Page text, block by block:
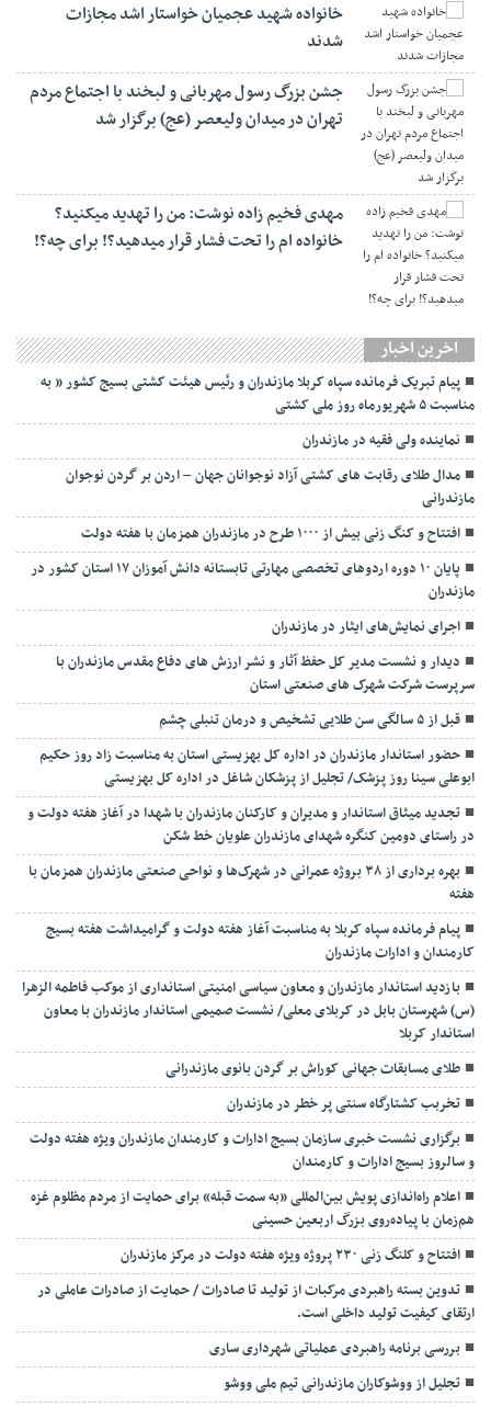
خانواده شهید عجمیان خواستار اشد مجازات
شدند
جشن بزرگ رسول مهربانی و لبخند با اجتماع مردم
تهران در میدان ولیعصر (عج) برگزار شد
مهدی فخیم زاده نوشت: من را تهدید میکنید؟
خانواده ام را‌ تحت فشار قرار میدهید؟! برای چه؟!
اخرین اخبار
پیام تبریک فرمانده سپاه کربلا مازندران و رئیس هیئت کشتی بسیج کشور ” به
مناسبت ۵ شهریورماه روز ملی کشتی
نماينده ولی فقیه در مازندران
مدال طلای رقابت های کشتی آزاد نوجوانان جهان – اردن بر گردن نوجوان
مازندرانی
افتتاح و کنگ زنی بیش از ۱۰۰۰ طرح در مازندران همزمان با هفته دولت
پایان ۱۰ دوره اردوهای تخصصی مهارتی تابستانه دانش آموزان ۱۷ استان کشور در
مازندران
اجرای نمایش‌های ایثار در مازندران
دیدار و نشست مدیر کل حفظ آثار و نشر ارزش های دفاع مقدس مازندران با
سرپرست شرکت شهرک های صنعتی استان
قبل از ۵ سالگی سن طلایی تشخیص و درمان تنبلی چشم
حضور استاندار مازندران در اداره کل بهزیستی استان به مناسبت زاد روز حکیم
ابوعلی سینا روز پزشک/ تجلیل از پزشکان شاغل در اداره کل بهزیستی
تجدید میثاق استاندار و مدیران و کارکنان مازندران با شهدا در آغاز هفته دولت و
در راستای دومین کنگره شهدای مازندران علویان خط شکن
بهره برداری از ۳۸ بروژه عمرانی در شهرک‌ها و نواحی صنعتی مازندران همزمان با
هفته
پیام فرمانده سپاه کربلا به مناسبت آغاز هفته دولت و گرامیداشت هفته بسیج
کارمندان و ادارات مازندران
بازدید استاندار مازندران و معاون سیاسی امنیتی استانداری از موکب فاطمه الزهرا
(س) شهرستان بابل در کربلای معلی/ نشست صمیمی استاندار مازندران با معاون
استاندار کربلا
طلای مسابقات جهانی کوراش بر گردن بانوی مازندرانی
تخربب کشتارگاه سنتی پر خطر در مازندران
برگزاری نشست خبری سازمان بسیج ادارات و کارمندان مازندران ویژه هفته دولت
و سالروز بسیج ادارات و کارمندان
اعلام راه‌اندازی پویش بین‌المللی «به سمت قبله» برای حمایت از مردم مظلوم غزه
هم‌زمان با پیاده‌روی بزرگ اربعین حسینی
افتتاح و کلنگ زنی ۲۳۰ پروژه ویژه هفته دولت در مرکز مازندران
تدوین بسته راهبردی مرکبات از تولید تا صادرات / حمایت از صادرات عاملی در
ارتقای کیفیت تولید داخلی است.
بررسی برنامه راهبردی عملیاتی شهرداری ساری
تجلیل از ووشوکاران مازندرانی تیم ملی ووشو